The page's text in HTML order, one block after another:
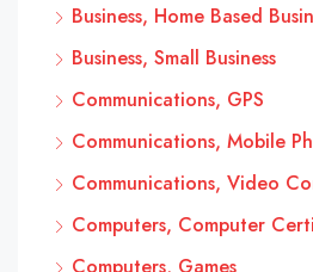
Business, Home Based
Business, Small Business
Communications, GPS
Communications, Mobile
Communications, Video
Computers, Computer
Computers, Games